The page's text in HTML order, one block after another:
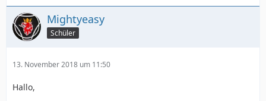
Mightyeasy
Schüler
13. November 2018 um 11:50
Hallo,